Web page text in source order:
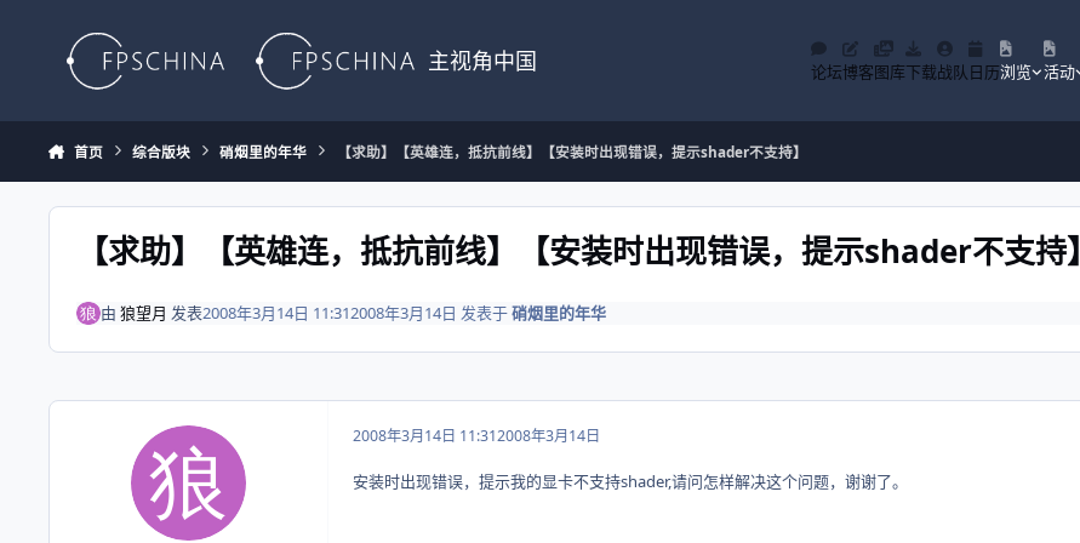
主视角中国 论坛博客图库下载战队 日历浏览 活动
首页 综合版块 硝烟里的年华 【求助】【英雄连，抵抗前线】【安装时出现错误，提示shader不支持】
【求助】【英雄连，抵抗前线】【安装时出现错误，提示shader不支持】
由 狼望月 发表2008年3月14日 11:312008年3月14日 发表于硝烟里的年华
2008年3月14日 11:312008年3月14日
安装时出现错误，提示我的显卡不支持shader,请问怎样解决这个问题，谢谢了。